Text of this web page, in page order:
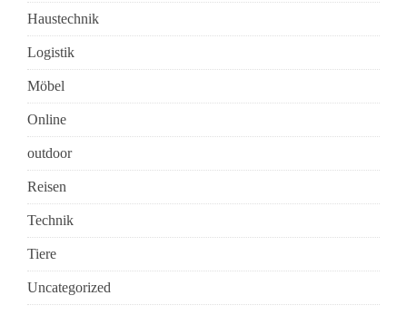
Haustechnik
Logistik
Möbel
Online
outdoor
Reisen
Technik
Tiere
Uncategorized